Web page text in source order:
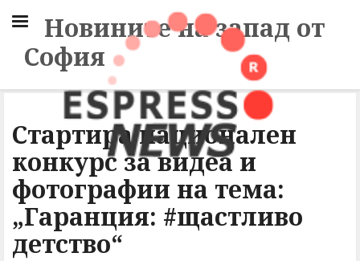
Новините на запад от
София
Стартира национален
конкурс за видеа и
фотографии на тема:
„Гаранция: #щастливо
детство“